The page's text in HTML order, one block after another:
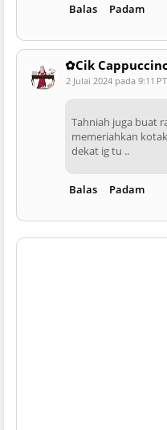
Balas Padam
✿Cik
2 Julai 2024 pada 9:11
Tahniah juga buat
memeriahkan
dekat ig tu ..
Balas Padam